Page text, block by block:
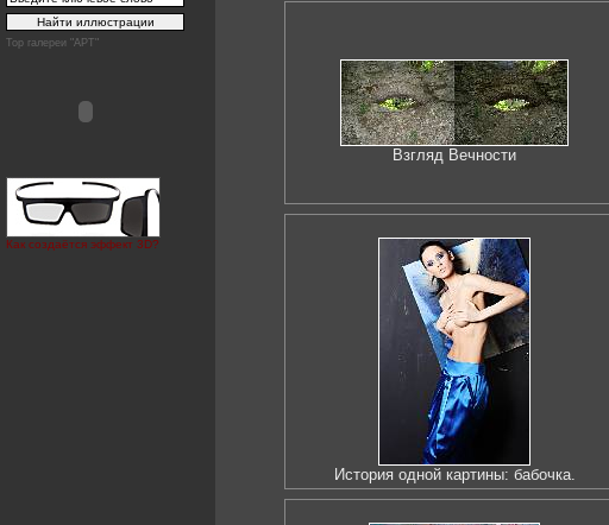
Top галереи "АРТ"
Как создаётся эффект 3D?
Взгляд Вечности
История одной картины: бабочка.